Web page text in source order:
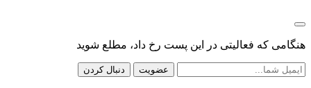
هنگامی که فعالیتی در این پست رخ داد، مطلع شوید
عضویت دنبال کردن